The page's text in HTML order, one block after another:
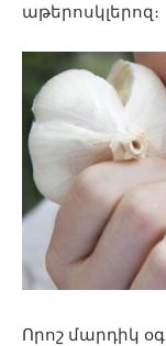
աթերոսկլերոզ։
Որոշ մարդիկ